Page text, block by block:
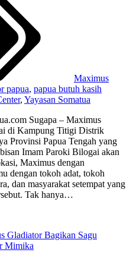
Maximus
papua, papua butuh kasih
, Yayasan Somatua
Sugapa – Maximus
di Kampung Titigi Distrik
Provinsi Papua Tengah yang
Imam Paroki Bilogai akan
Maximus dengan
dengan tokoh adat, tokoh
dan masyarakat setempat yang
Tak hanya…